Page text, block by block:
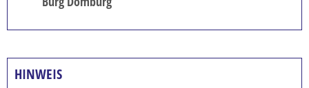
HINWEIS